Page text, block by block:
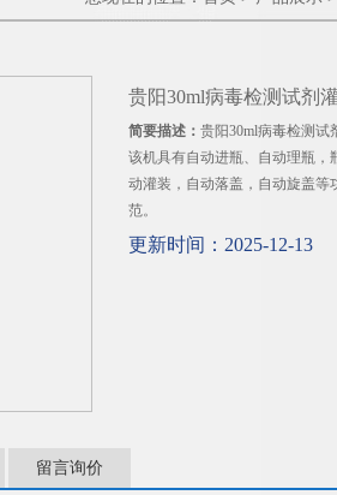
贵阳30ml病毒检测试剂
简要描述： 贵阳30ml病毒检测试
该机具有自动进瓶、自动理瓶，
动灌装，自动落盖，自动旋盖
范。
更新时间：2025-12-13
留言询价